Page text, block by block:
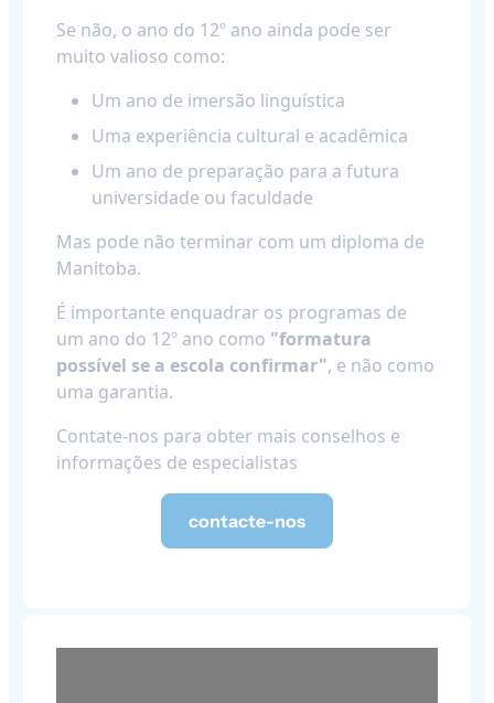
Se não, o ano do 12º ano ainda pode ser
muito valioso como:
Um ano de imersão linguística
Uma experiência cultural e acadêmica
Um ano de preparação para a futura
universidade ou faculdade
Mas pode não terminar com um diploma de
Manitoba.
É importante enquadrar os programas de
um ano do 12º ano como "formatura
possível se a escola confirmar", e não como
uma garantia.
Contate-nos para obter mais conselhos e
informações de especialistas
contacte-nos